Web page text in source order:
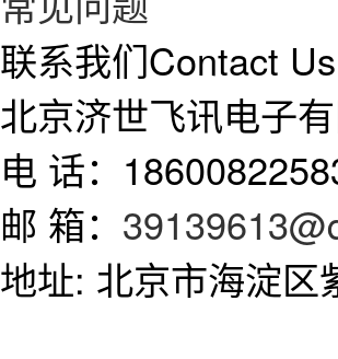
联系我们Contact Us
北京济世飞讯电子
电 话：
邮 箱：
地址: 北京市海淀区